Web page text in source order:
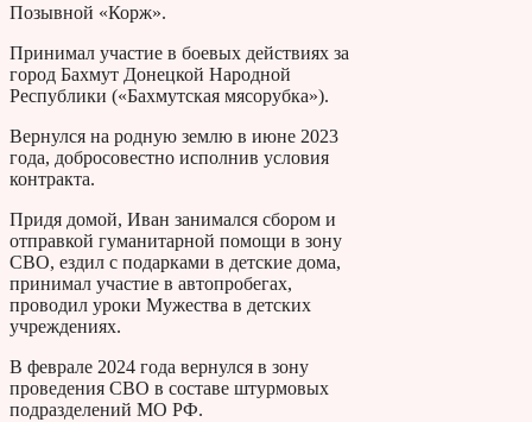
Позывной «Корж».
Принимал участие в боевых действиях за
город Бахмут Донецкой Народной
Республики («Бахмутская мясорубка»).
Вернулся на родную землю в июне 2023
года, добросовестно исполнив условия
контракта.
Придя домой, Иван занимался сбором и
отправкой гуманитарной помощи в зону
СВО, ездил с подарками в детские дома,
принимал участие в автопробегах,
проводил уроки Мужества в детских
учреждениях.
В феврале 2024 года вернулся в зону
проведения СВО в составе штурмовых
подразделений МО РФ.